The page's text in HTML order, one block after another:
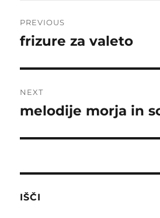
navigation
PREVIOUS
Previous
frizure za valeto
NEXT
Next
melodije morja in
IŠČI